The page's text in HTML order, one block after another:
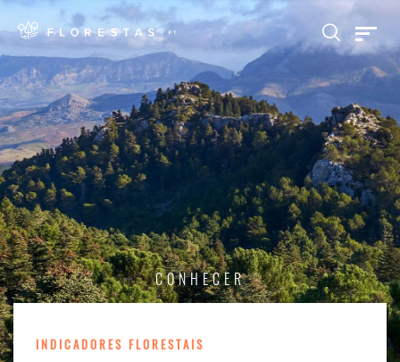
CONHECER
INDICADORES FLORESTAIS